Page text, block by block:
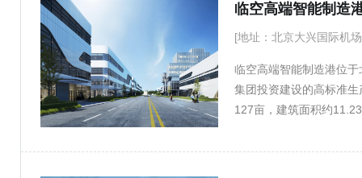
临空高端智能制造
[地址：北京大兴国际机
临空高端智能制造港位
集团投资建设的高标准
127亩，建筑面积约
套搭建开放创新平台，